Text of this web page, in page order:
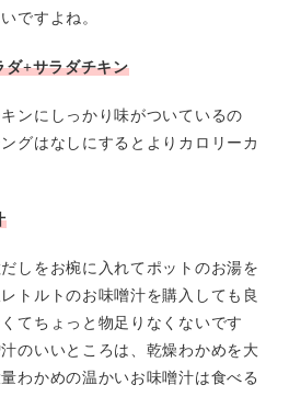
ですよね。
+サラダチキン
ンにしっかり味がついているの
グはなしにするとよりカロリーカ
しをお椀に入れてポットのお湯を
トルトのお味噌汁を購入しても良
てちょっと物足りなくないです
のいいところは、乾燥わかめを大
わかめの温かいお味噌汁は食べる